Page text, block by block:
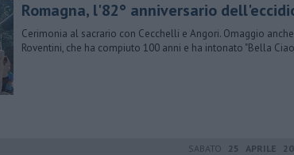
Romagna, l'82° anniversario
Cerimonia al sacrario con Cecchelli e Angori. Omaggio
Roventini, che ha compiuto 100 anni e ha intonato "Bella
SABATO 25 APRILE